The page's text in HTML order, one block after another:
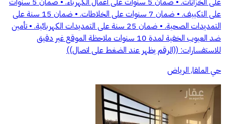
على التكييف. • ضمان 7 سنوات على الخلاطات. • ضمان 15 سنة على
التمديدات الصحية. • ضمان 25 سنة على التمديدات الكهربائية. • تأمين
ضد العيوب الخفية لمدة 10 سنوات ملاحظة الموقع غير دقيق
للاستفسارات: ((الرقم يظهر عند الضغط على اتصال))
حي الملقا, الرياض